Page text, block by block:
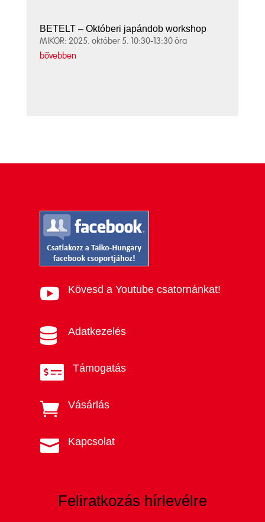
BETELT – Októberi japándob workshop
MIKOR: 2025. október 5. 10:30-13:30 óra
bővebben
 Kövesd a Youtube csatornánkat!
 Adatkezelés
 Támogatás
 Vásárlás
 Kapcsolat
Feliratkozás hírlevélre